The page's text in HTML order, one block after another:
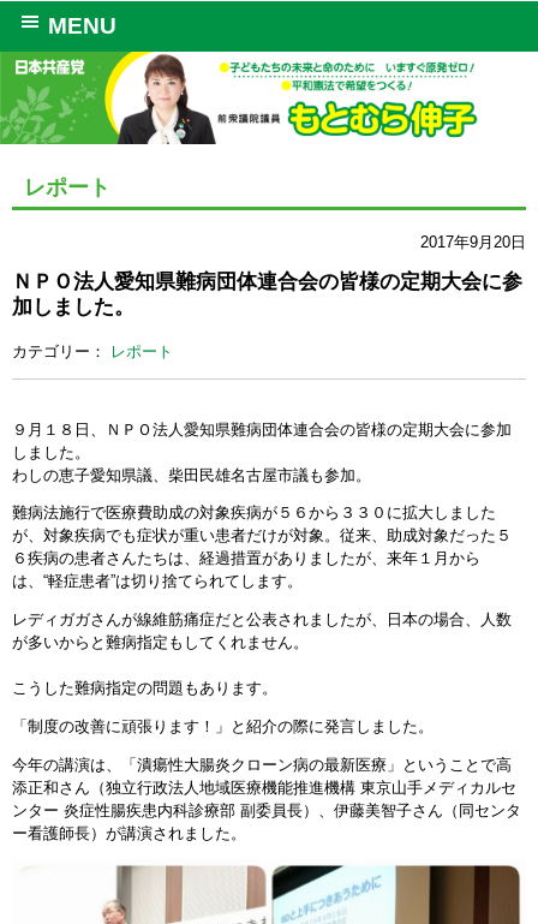
MENU
レポート
2017年9月20日
ＮＰＯ法人愛知県難病団体連合会の皆様の定期大会に参
加しました。
カテゴリー： レポート
９月１８日、ＮＰＯ法人愛知県難病団体連合会の皆様の定期大会に参加
しました。
わしの恵子愛知県議、柴田民雄名古屋市議も参加。
難病法施行で医療費助成の対象疾病が５６から３３０に拡大しました
が、対象疾病でも症状が重い患者だけが対象。従来、助成対象だった５
６疾病の患者さんたちは、経過措置がありましたが、来年１月から
は、“軽症患者”は切り捨てられてします。
レディガガさんが線維筋痛症だと公表されましたが、日本の場合、人数
が多いからと難病指定もしてくれません。
こうした難病指定の問題もあります。
「制度の改善に頑張ります！」と紹介の際に発言しました。
今年の講演は、「潰瘍性大腸炎クローン病の最新医療」ということで高
添正和さん（独立行政法人地域医療機能推進機構 東京山手メディカルセ
ンター 炎症性腸疾患内科診療部 副委員長）、伊藤美智子さん（同センタ
ー看護師長）が講演されました。